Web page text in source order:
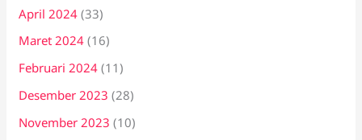
April 2024 (33)
Maret 2024 (16)
Februari 2024 (11)
Desember 2023 (28)
November 2023 (10)